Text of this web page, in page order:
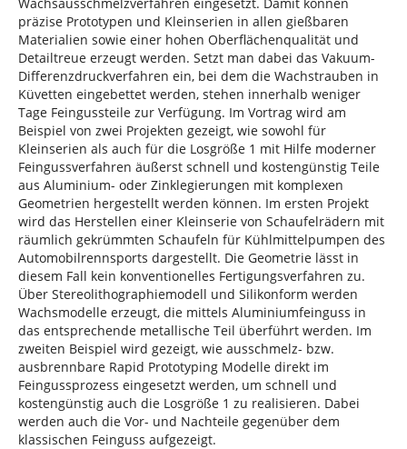
präzise Prototypen und Kleinserien in allen gießbaren
Materialien sowie einer hohen Oberflächenqualität und
Detailtreue erzeugt werden. Setzt man dabei das Vakuum-
Differenzdruckverfahren ein, bei dem die Wachstrauben in
Küvetten eingebettet werden, stehen innerhalb weniger
Tage Feingussteile zur Verfügung. Im Vortrag wird am
Beispiel von zwei Projekten gezeigt, wie sowohl für
Kleinserien als auch für die Losgröße 1 mit Hilfe moderner
Feingussverfahren äußerst schnell und kostengünstig Teile
aus Aluminium- oder Zinklegierungen mit komplexen
Geometrien hergestellt werden können. Im ersten Projekt
wird das Herstellen einer Kleinserie von Schaufelrädern mit
räumlich gekrümmten Schaufeln für Kühlmittelpumpen des
Automobilrennsports dargestellt. Die Geometrie lässt in
diesem Fall kein konventionelles Fertigungsverfahren zu.
Über Stereolithographiemodell und Silikonform werden
Wachsmodelle erzeugt, die mittels Aluminiumfeinguss in
das entsprechende metallische Teil überführt werden. Im
zweiten Beispiel wird gezeigt, wie ausschmelz- bzw.
ausbrennbare Rapid Prototyping Modelle direkt im
Feingussprozess eingesetzt werden, um schnell und
kostengünstig auch die Losgröße 1 zu realisieren. Dabei
werden auch die Vor- und Nachteile gegenüber dem
klassischen Feinguss aufgezeigt.